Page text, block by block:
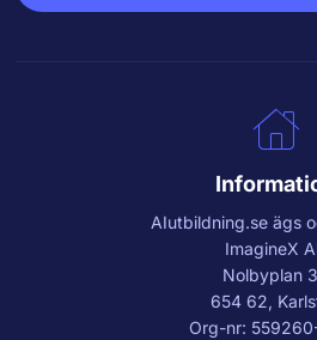
AIutbildning.seägs
ImagineX
Nolbyplan
654 62,
Org-nr: